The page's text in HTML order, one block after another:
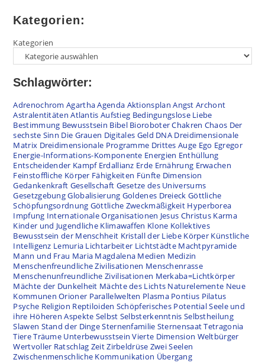
Kategorien:
Kategorien
Schlagwörter:
Adrenochrom AgarthaAgenda Aktionsplan Angst Archont
Astralentitäten Atlantis Aufstieg Bedingungslose Liebe
Bestimmung Bewusstsein Bibel BioroboterChakren Chaos Der
sechste Sinn Die Grauen Digitales Geld DNA Dreidimensionale
Matrix Dreidimensionale Programme Drittes Auge Ego Egregor
Energie-Informations-Komponente Energien Enthüllung
Entscheidender Kampf Erdallianz Erde Ernährung Erwachen
Feinstoffliche Körper Fähigkeiten Fünfte Dimension
Gedankenkraft Gesellschaft Gesetze des Universums
GesetzgebungGlobalisierung Goldenes Dreieck Göttliche
Schöpfungsordnung Göttliche Zweckmäßigkeit Hyperborea
Impfung Internationale Organisationen Jesus Christus Karma
Kinder und Jugendliche Klimawaffen Klone Kollektives
Bewusstsein der Menschheit Kristall der Liebe Körper Künstliche
Intelligenz Lemuria Lichtarbeiter Lichtstädte Machtpyramide
Mann und Frau Maria Magdalena Medien Medizin
Menschenfreundliche Zivilisationen Menschenrasse
Menschenunfreundliche Zivilisationen Merkaba=Lichtkörper
Mächte der Dunkelheit Mächte des Lichts Naturelemente Neue
Kommunen Orioner Parallelwelten Plasma Pontius Pilatus
Psyche Religion Reptiloiden Schöpferisches PotentialSeele und
ihre Höheren Aspekte Selbst Selbsterkenntnis Selbstheilung
Slawen Stand der DingeSternenfamilie SternensaatTetragonia
TiereTräume Unterbewusstsein Vierte Dimension Weltbürger
Wertvoller Ratschlag ZeitZirbeldrüse Zwei Seelen
Zwischenmenschliche Kommunikation Übergang